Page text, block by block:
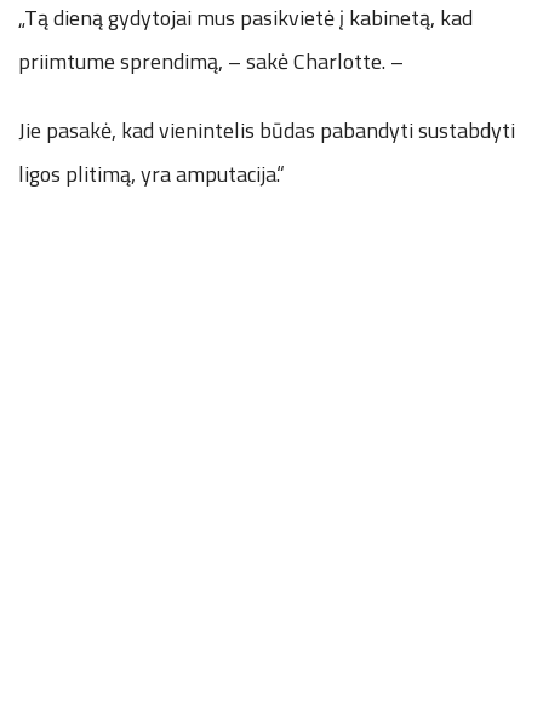
„Tą dieną gydytojai mus pasikvietė į kabinetą, kad
priimtume sprendimą, – sakė Charlotte. –
Jie pasakė, kad vienintelis būdas pabandyti sustabdyti
ligos plitimą, yra amputacija.“